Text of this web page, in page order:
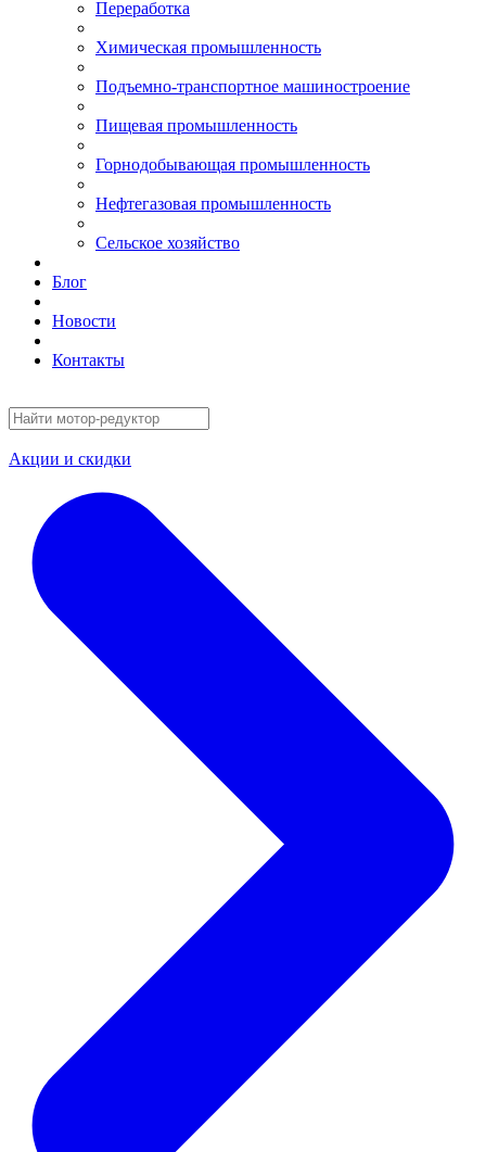
Переработка
Химическая промышленность
Подъемно-транспортное машиностроение
Пищевая промышленность
Горнодобывающая промышленность
Нефтегазовая промышленность
Сельское хозяйство
Блог
Новости
Контакты
Акции и скидки